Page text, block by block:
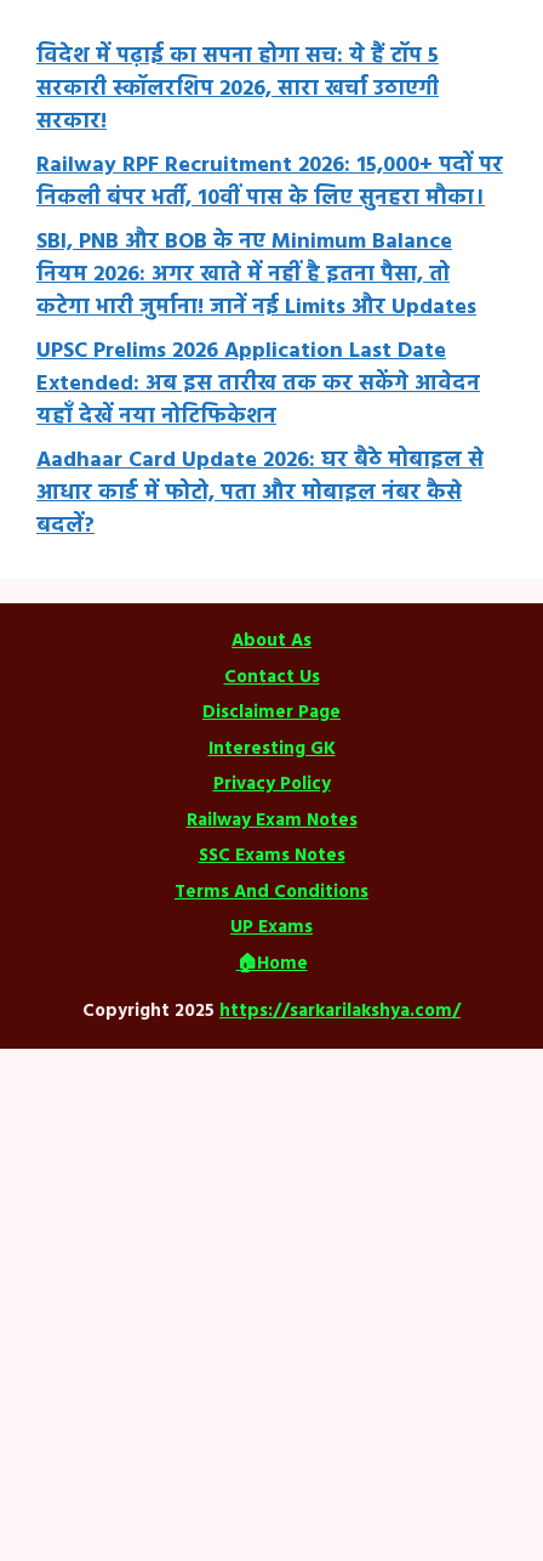
विदेश में पढ़ाई का सपना होगा सच: ये हैं टॉप 5
सरकारी स्कॉलरशिप 2026, सारा खर्चा उठाएगी
सरकार!
Railway RPF Recruitment 2026: 15,000+ पदों पर
निकली बंपर भर्ती, 10वीं पास के लिए सुनहरा मौका।
SBI, PNB और BOB के नए Minimum Balance
नियम 2026: अगर खाते में नहीं है इतना पैसा, तो
कटेगा भारी जुर्माना! जानें नई Limits और Updates
UPSC Prelims 2026 Application Last Date
Extended: अब इस तारीख तक कर सकेंगे आवेदन
यहाँ देखें नया नोटिफिकेशन
Aadhaar Card Update 2026: घर बैठे मोबाइल से
आधार कार्ड में फोटो, पता और मोबाइल नंबर कैसे
बदलें?
About As
Contact Us
Disclaimer Page
Interesting GK
Privacy Policy
Railway Exam Notes
SSC Exams Notes
Terms And Conditions
UP Exams
🏠Home
Copyright 2025 https://sarkarilakshya.com/